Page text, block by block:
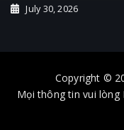
July 30, 2026
Copyright ©
Mọi thông tin vui